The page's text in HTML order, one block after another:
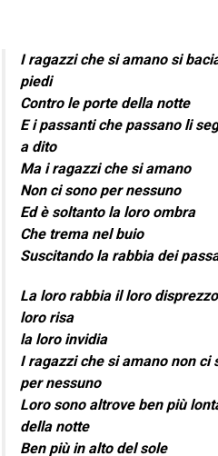
I ragazzi che si amano si
piedi
Contro le porte della notte
E i passanti che passano li
a dito
Ma i ragazzi che si amano
Non ci sono per nessuno
Ed è soltanto la loro ombra
Che trema nel buio
Suscitando la rabbia dei
La loro rabbia il loro
loro risa
la loro invidia
I ragazzi che si amano non ci
per nessuno
Loro sono altrove ben più
della notte
Ben più in alto del sole